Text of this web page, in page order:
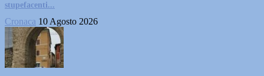
stupefacenti...
Cronaca 10 Agosto 2026